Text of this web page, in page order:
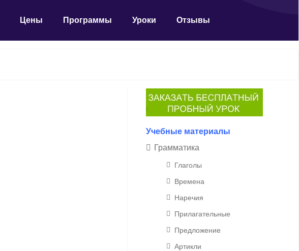
Цены Программы Уроки Отзывы
Учебные материалы
Грамматика
Глаголы
Времена
Наречия
Прилагательные
Предложение
Артикли